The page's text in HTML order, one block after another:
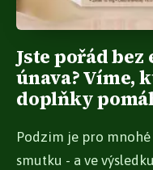
Jste pořád
únava? Víme,
doplňky
Podzim je pro
smutku - a ve